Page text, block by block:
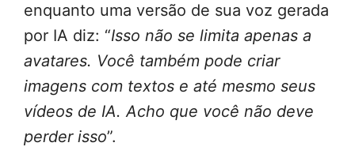
enquanto uma versão de sua voz gerada
por IA diz: “Isso não se limita apenas a
avatares. Você também pode criar
imagens com textos e até mesmo seus
vídeos de IA. Acho que você não deve
perder isso”.